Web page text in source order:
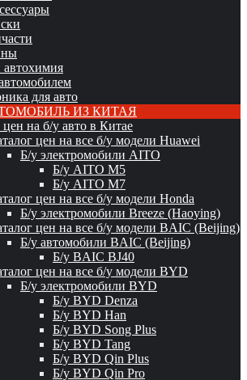
для авто
ИЗ КИТАЯ
цен на б/у авто в Китае
цен на все б/у модели Huawei
Б/у электромобили AITO
Б/у AITO M5
Б/у AITO M7
цен на все б/у модели Honda
Б/у электромобили Breeze (Haoying)
цен на все б/у модели BAIC (Beijing)
Б/у автомобили BAIC (Beijing)
Б/у BAIC BJ40
цен на все б/у модели BYD
Б/у электромобили BYD
Б/у BYD Denza
Б/у BYD Han
Б/у BYD Song Plus
Б/у BYD Tang
Б/у BYD Qin Plus
Б/у BYD Qin Pro